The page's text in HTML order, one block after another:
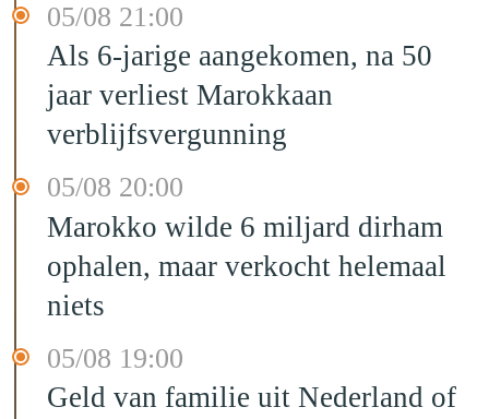
05/08 21:00
Als 6-jarige aangekomen, na 50
jaar verliest Marokkaan
verblijfsvergunning
05/08 20:00
Marokko wilde 6 miljard dirham
ophalen, maar verkocht helemaal
niets
05/08 19:00
Geld van familie uit Nederland of